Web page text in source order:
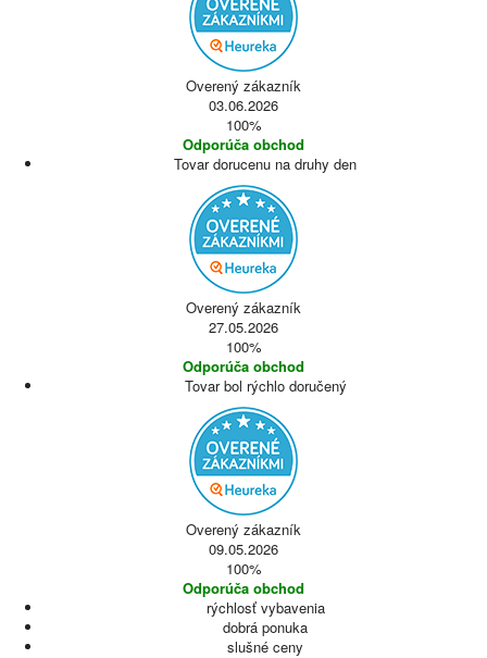
Overený zákazník
03.06.2026
100%
Odporúča obchod
Tovar dorucenu na druhy den
Overený zákazník
27.05.2026
100%
Odporúča obchod
Tovar bol rýchlo doručený
Overený zákazník
09.05.2026
100%
Odporúča obchod
rýchlosť vybavenia
dobrá ponuka
slušné ceny